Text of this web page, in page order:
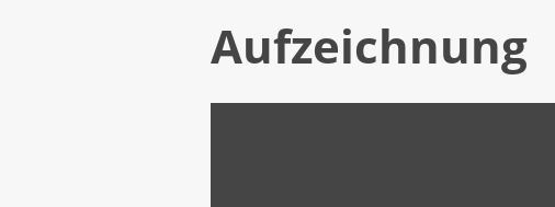
Aufzeichnung